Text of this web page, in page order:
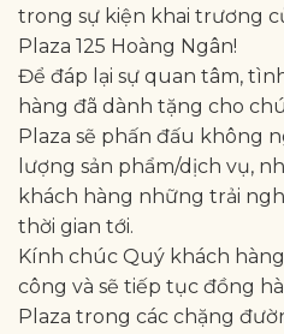
trong sự kiện khai trương
Plaza 125 Hoàng Ngân!
Để đáp lại sự quan tâm,
hàng đã dành tặng cho
Plaza sẽ phấn đấu không
lượng sản phẩm/dịch vụ,
khách hàng những trải
thời gian tới.
Kính chúc Quý khách
công và sẽ tiếp tục đồng
Plaza trong các chặng